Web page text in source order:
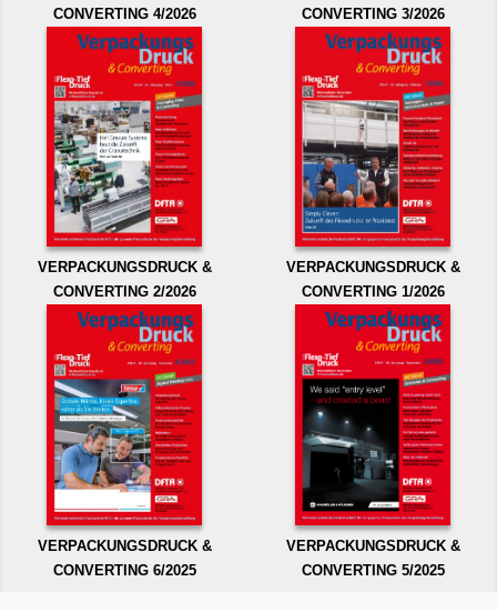
CONVERTING 4/2026
CONVERTING 3/2026
VERPACKUNGSDRUCK &
CONVERTING 2/2026
VERPACKUNGSDRUCK &
CONVERTING 1/2026
VERPACKUNGSDRUCK &
CONVERTING 6/2025
VERPACKUNGSDRUCK &
CONVERTING 5/2025